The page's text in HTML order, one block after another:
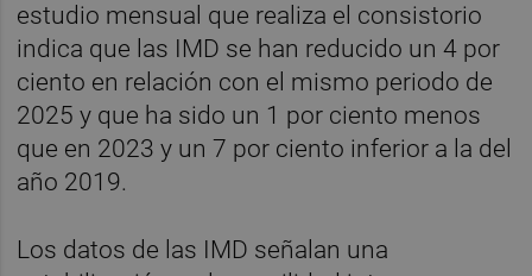
estudio mensual que realiza el consistorio
indica que las IMD se han reducido un 4 por
ciento en relación con el mismo periodo de
2025 y que ha sido un 1 por ciento menos
que en 2023 y un 7 por ciento inferior a la del
año 2019.
Los datos de las IMD señalan una